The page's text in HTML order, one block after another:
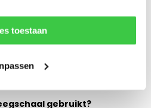
toestaan
van 1% gaat u zeer
modellen hebben zelfs
kwaliteit, aangezien
gebruikt?